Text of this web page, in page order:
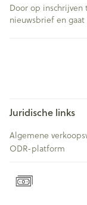
Door op inschrijven
nieuwsbrief en
Juridische links
Algemene
ODR-platform